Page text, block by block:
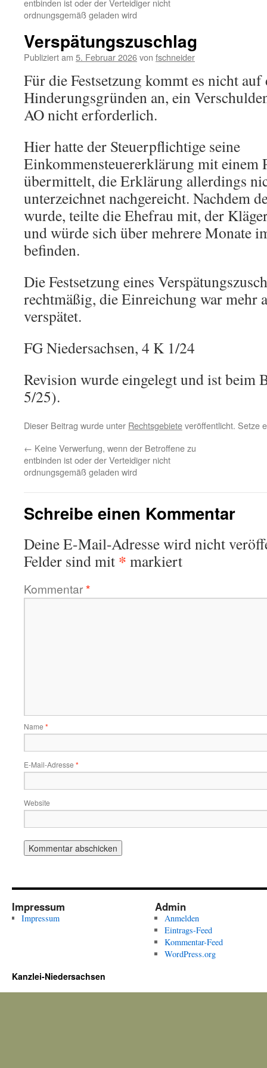
entbinden ist oder der Verteidiger nicht
ordnungsgemäß geladen wird
Verspätungszuschlag
Publiziert am 5. Februar 2026von fschneider
Für die Festsetzung kommt es nicht auf
Hinderungsgründen an, ein
AO nicht erforderlich.
Hier hatte der Steuerpflichtige seine
Einkommensteuererklärung mit einem
übermittelt, die Erklärung allerdings
unterzeichnet nachgereicht. Nachdem
wurde, teilte die Ehefrau mit, der
und würde sich über mehrere Monate
befinden.
Die Festsetzung eines
rechtmäßig, die Einreichung war mehr
verspätet.
FG Niedersachsen, 4 K 1/24
Revision wurde eingelegt und ist
5/25).
Dieser Beitrag wurde unter Rechtsgebieteveröffentlicht. Setze
← Keine Verwerfung, wenn der Betroffene zu
entbinden ist oder der Verteidiger nicht
ordnungsgemäß geladen wird
Schreibe einen Kommentar
Deine E-Mail-Adresse wird nicht
Felder sind mit * markiert
Kommentar*
Name *
E-Mail-Adresse *
Website
Impressum
Impressum
Admin
Anmelden
Eintrags-Feed
Kommentar-Feed
WordPress.org
Kanzlei-Niedersachsen